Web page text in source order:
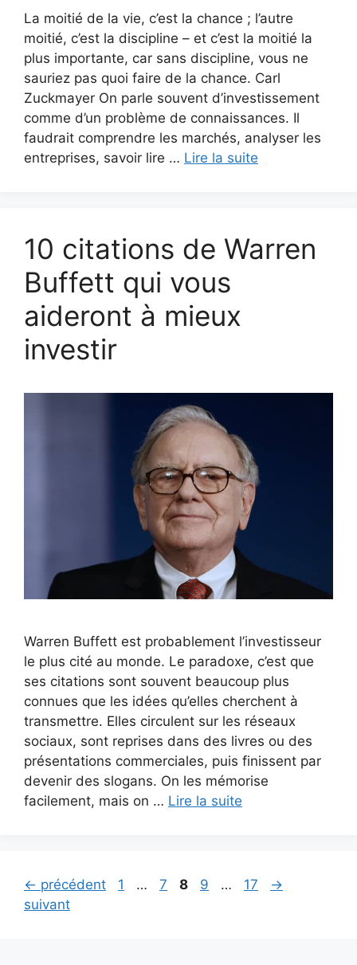
La moitié de la vie, c’est la chance ; l’autre
moitié, c’est la discipline – et c’est la moitié la
plus importante, car sans discipline, vous ne
sauriez pas quoi faire de la chance. Carl
Zuckmayer On parle souvent d’investissement
comme d’un problème de connaissances. Il
faudrait comprendre les marchés, analyser les
entreprises, savoir lire … Lire la suite
10 citations de Warren
Buffett qui vous
aideront à mieux
investir
Warren Buffett est probablement l’investisseur
le plus cité au monde. Le paradoxe, c’est que
ses citations sont souvent beaucoup plus
connues que les idées qu’elles cherchent à
transmettre. Elles circulent sur les réseaux
sociaux, sont reprises dans des livres ou des
présentations commerciales, puis finissent par
devenir des slogans. On les mémorise
facilement, mais on … Lire la suite
← précédent Page
1 … Page
7 Page
8 Page
9 … Page
17
→
suivant